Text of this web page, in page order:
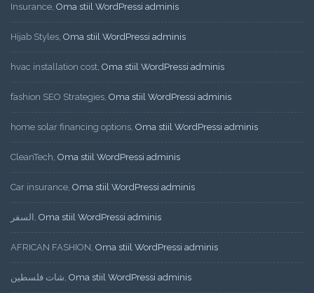
Insurance Oma stiil WordPressi adminis
Hijab Styles Oma stiil WordPressi adminis
hvac installation cost Oma stiil WordPressi adminis
fashion SEO Strategies Oma stiil WordPressi adminis
home solar financing options Oma stiil WordPressi adminis
CleanTech Oma stiil WordPressi adminis
Car insurance Oma stiil WordPressi adminis
السفر Oma stiil WordPressi adminis
AFRICAN FASHION Oma stiil WordPressi adminis
شات فلسطين Oma stiil WordPressi adminis